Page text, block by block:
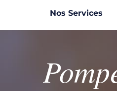
Nos Services
d'obsèques, nos
répondre dans